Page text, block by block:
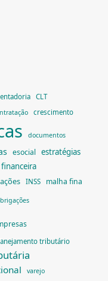
CLT
crescimento
documentos
esocial estratégias
INSS malha fina
tributário
varejo